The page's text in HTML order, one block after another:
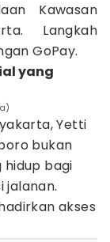
Kawasan
Langkah
GoPay.
yang
Yetti
bukan
hidup bagi
jalanan.
akses